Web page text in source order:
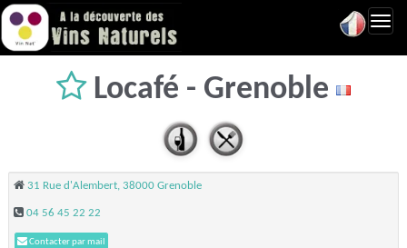
Locafé - Grenoble
31 Rue d'Alembert, 38000 Grenoble
04 56 45 22 22
Contacter par mail